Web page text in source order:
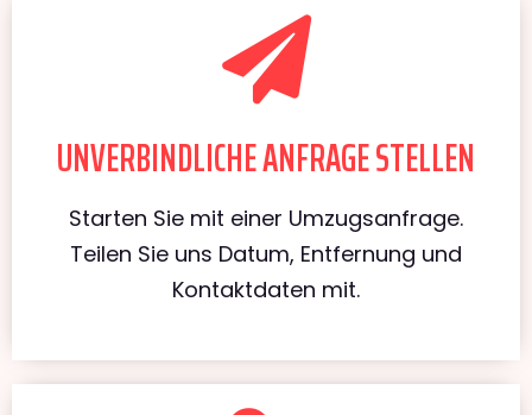
UNVERBINDLICHE ANFRAGE STELLEN
Starten Sie mit einer Umzugsanfrage.
Teilen Sie uns Datum, Entfernung und
Kontaktdaten mit.